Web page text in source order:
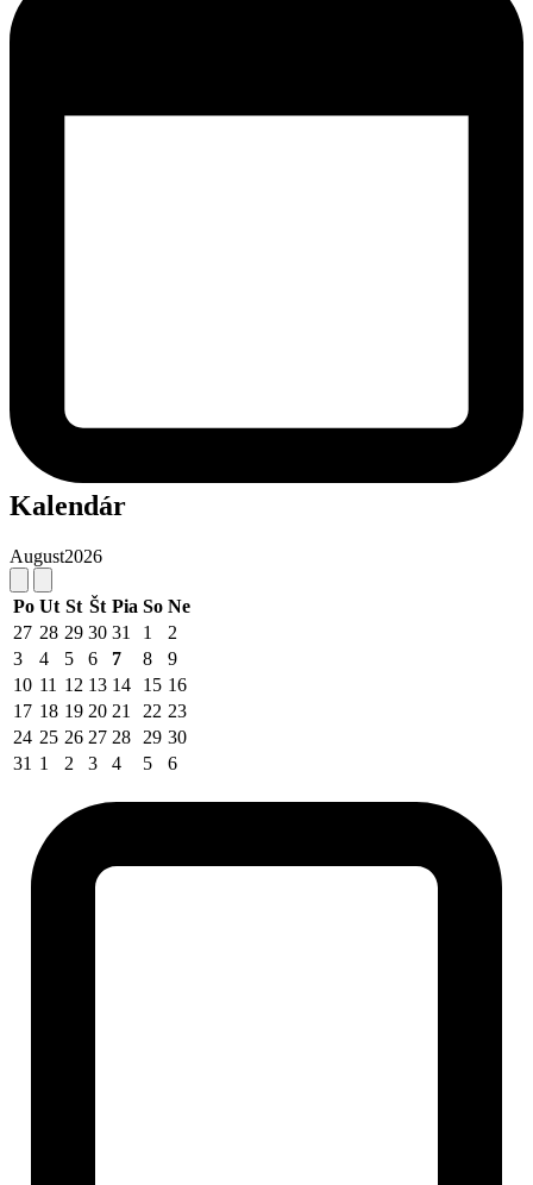
Kalendár
August2026
Po Ut St Št Pia So Ne
27 28 29 30 31 1
2
3
4 5 6 7 8
9
10 11 12 13 14 15 16
17 18 19 20 21 22 23
24 25 26 27 28 29 30
31 1 2 3 4 5 6